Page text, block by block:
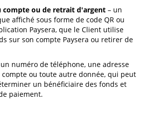
compte ou de retrait d'argent – un
affiché sous forme de code QR ou
Paysera, que le Client utilise
sur son compte Paysera ou retirer de
numéro de téléphone, une adresse
ou toute autre donnée, qui peut
un bénéficiaire des fonds et
paiement.